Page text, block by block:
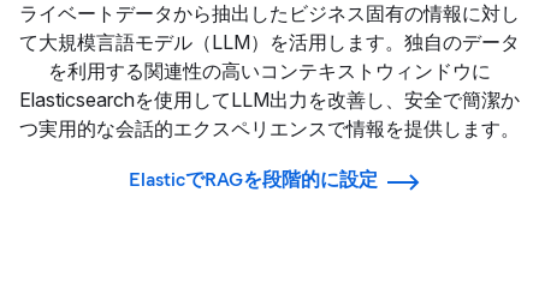
ライベートデータから抽出したビジネス固有の情報に対し
て大規模言語モデル（LLM）を活用します。独自のデータ
を利用する関連性の高いコンテキストウィンドウに
Elasticsearchを使用してLLM出力を改善し、安全で簡潔か
つ実用的な会話的エクスペリエンスで情報を提供します。
ElasticでRAGを段階的に設定